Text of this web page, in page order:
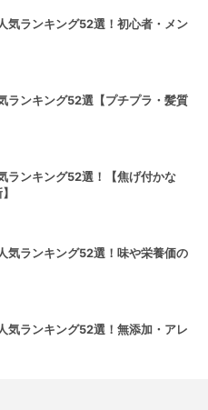
気ランキング52選！初心者・メン
ランキング52選【プチプラ・髪質
ランキング52選！【焦げ付かな
気ランキング52選！味や栄養価の
気ランキング52選！無添加・アレ